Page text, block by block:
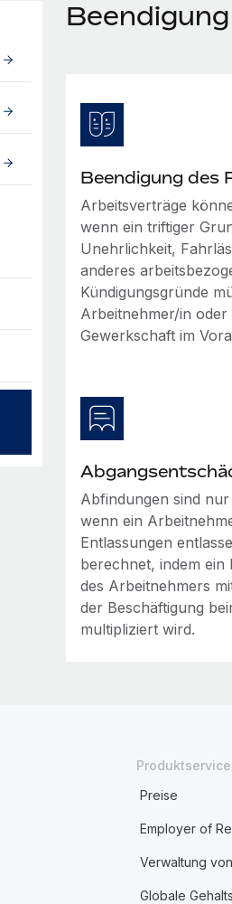
Beendigung des
Arbeitsverträge
wenn ein triftiger
Unehrlichkeit,
anderes
Kündigungsgründe
Arbeitnehmer/in
Gewerkschaft im
Abfindungen sind
wenn ein
Entlassungen
berechnet, indem ein
des Arbeitnehmers
der Beschäftigung
multipliziert wird.
Preise
Employer of
Verwaltung
Globale